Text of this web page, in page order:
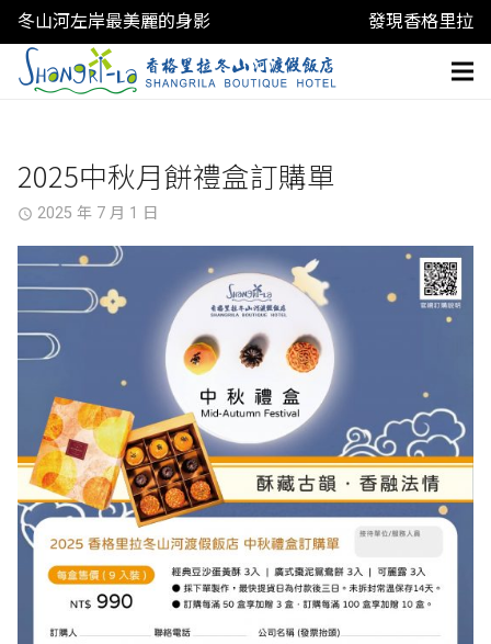
冬山河左岸最美麗的身影 發現香格里拉
2025中秋月餅禮盒訂購單
access_time 2025 年 7 月 1 日